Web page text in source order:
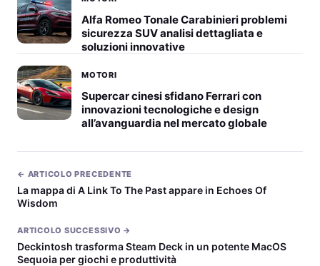
Alfa Romeo Tonale Carabinieri problemi
sicurezza SUV analisi dettagliata e
soluzioni innovative
MOTORI
Supercar cinesi sfidano Ferrari con
innovazioni tecnologiche e design
all’avanguardia nel mercato globale
← ARTICOLO PRECEDENTE
La mappa di A Link To The Past appare in Echoes Of
Wisdom
ARTICOLO SUCCESSIVO →
Deckintosh trasforma Steam Deck in un potente MacOS
Sequoia per giochi e produttività